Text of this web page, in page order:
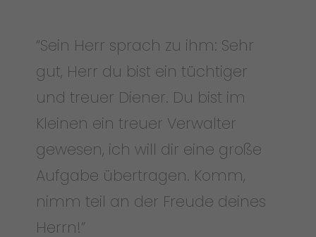
“Sein Herr sprach zu ihm: Sehr
gut, Herr du bist ein tüchtiger
und treuer Diener. Du bist im
Kleinen ein treuer Verwalter
gewesen, ich will dir eine große
Aufgabe übertragen. Komm,
nimm teil an der Freude deines
Herrn!”